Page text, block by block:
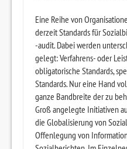
Eine Reihe von
derzeit Standards für
-audit. Dabei werden
gelegt: Verfahrens- oder
obligatorische Standards,
Standards. Nur eine Hand
ganze Bandbreite der zu
Groß angelegte Initiativen
die Globalisierung von
Offenlegung von